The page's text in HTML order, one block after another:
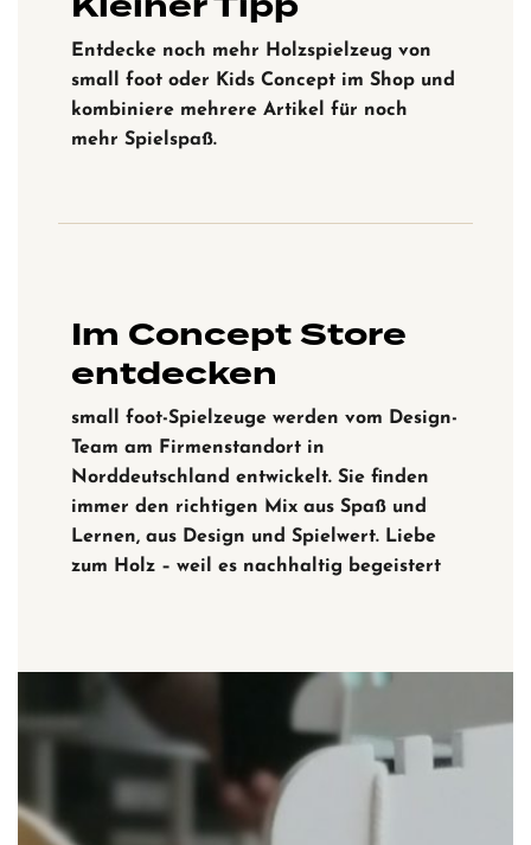
Entdecke noch mehr Holzspielzeug von
small foot oder Kids Concept im Shop und
kombiniere mehrere Artikel für noch
mehr Spielspaß.
Im Concept Store
entdecken
small foot-Spielzeuge werden vom Design-
Team am Firmenstandort in
Norddeutschland entwickelt. Sie finden
immer den richtigen Mix aus Spaß und
Lernen, aus Design und Spielwert. Liebe
zum Holz – weil es nachhaltig begeistert